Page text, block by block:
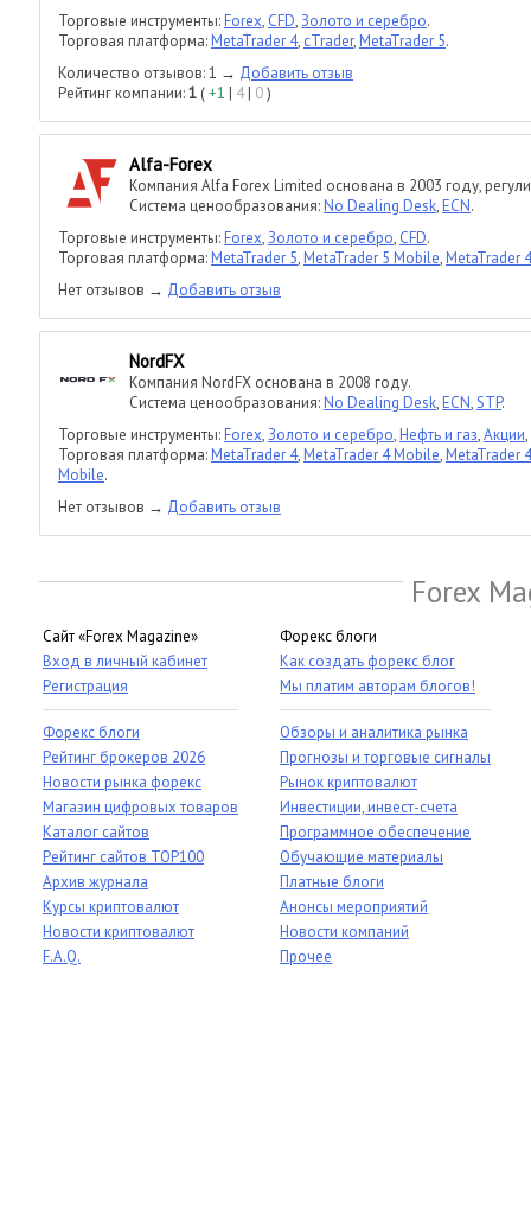
Торговые инструменты:Forex, CFD,Золото и серебро.
Торговая платформа:MetaTrader 4, cTrader,MetaTrader 5.
Количество отзывов: 1 → Добавить отзыв
Рейтинг компании:1 (+1 | 4| 0)
Alfa-Forex
Компания Alfa Forex Limited основана в 2003 году,
Система ценообразования:No Dealing Desk,ECN.
Торговые инструменты:Forex,Золото и серебро, CFD.
Торговая платформа:MetaTrader 5,MetaTrader 5 Mobile,MetaTrader
Нет отзывов → Добавить отзыв
NordFX
Компания NordFX основана в 2008 году.
Система ценообразования:No Dealing Desk,ECN,STP.
Торговые инструменты:Forex,Золото и серебро,Нефть и газ,Акции,
Торговая платформа:MetaTrader 4,MetaTrader 4 Mobile,MetaTrader
Mobile.
Нет отзывов → Добавить отзыв
Forex
Сайт «Forex Magazine»
Вход в личный кабинет
Регистрация
Форекс блоги
Рейтинг брокеров 2026
Новости рынка форекс
Магазин цифровых товаров
Каталог сайтов
Рейтинг сайтов TOP100
Архив журнала
Курсы криптовалют
Новости криптовалют
F.A.Q.
Форекс блоги
Как создать форекс блог
Мы платим авторам блогов!
Обзоры и аналитика рынка
Прогнозы и торговые сигналы
Рынок криптовалют
Инвестиции, инвест-счета
Программное обеспечение
Обучающие материалы
Платные блоги
Анонсы мероприятий
Новости компаний
Прочее